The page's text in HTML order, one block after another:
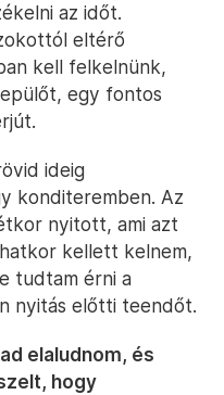
az időt.
eltérő
kell felkelnünk,
egy fontos
ideig
konditeremben. Az
nyitott, ami azt
kellett kelnem,
tudtam érni a
nyitás előtti teendőt.
elaludnom, és
hogy